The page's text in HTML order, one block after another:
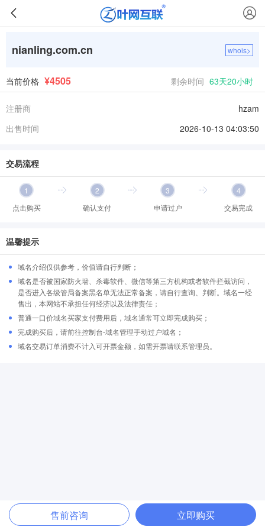
nianling.com.cn whois>
当前价格 ¥4505 剩余时间 63天20小时
注册商
hzam
出售时间
2026-10-13 04:03:50
交易流程
1
点击购买
2
确认支付
3
申请过户
4
交易完成
温馨提示
域名介绍仅供参考，价值请自行判断；
域名是否被国家防火墙、杀毒软件、微信等第三方机构或者软件拦截访问，
是否进入各级管局备案黑名单无法正常备案，请自行查询、判断。域名一经
售出，本网站不承担任何经济以及法律责任；
普通一口价域名买家支付费用后，域名通常可立即完成购买；
完成购买后，请前往控制台-域名管理手动过户域名；
域名交易订单消费不计入可开票金额，如需开票请联系管理员。
售前咨询 立即购买